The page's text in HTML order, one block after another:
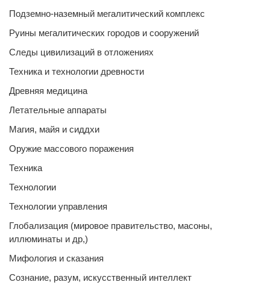
Подземно-наземный мегалитический комплекс
Руины мегалитических городов и сооружений
Следы цивилизаций в отложениях
Техника и технологии древности
Древняя медицина
Летательные аппараты
Магия, майя и сиддхи
Оружие массового поражения
Техника
Технологии
Технологии управления
Глобализация (мировое правительство, масоны,
иллюминаты и др,)
Мифология и сказания
Сознание, разум, искусственный интеллект